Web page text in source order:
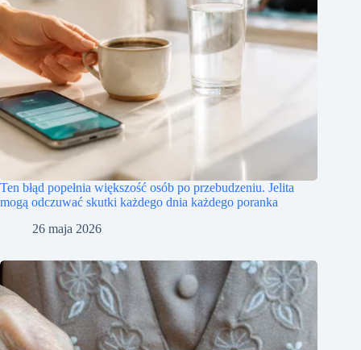
Ten błąd popełnia większość osób po przebudzeniu. Jelita
mogą odczuwać skutki każdego dnia każdego poranka
26 maja 2026